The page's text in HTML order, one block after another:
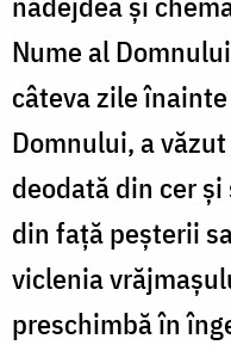
Nume al
câteva zile
Domnului, a
deodată din cer
din față peșterii
viclenia
preschimbă în